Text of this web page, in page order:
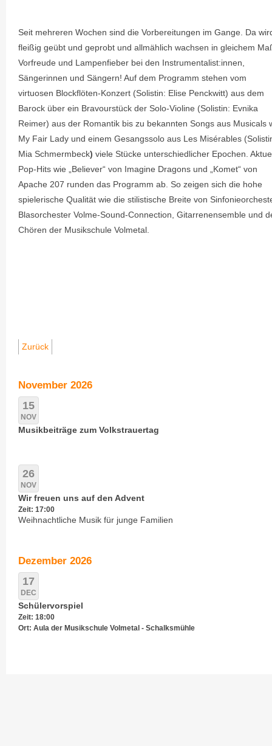
Seit mehreren Wochen sind die Vorbereitungen im Gange. Da
fleißig geübt und geprobt und allmählich wachsen in gleichem
Vorfreude und Lampenfieber bei den Instrumentalist:innen,
Sängerinnen und Sängern! Auf dem Programm stehen vom
virtuosen Blockflöten-Konzert (Solistin: Elise Penckwitt) aus dem
Barock über ein Bravourstück der Solo-Violine (Solistin: Evnika
Reimer) aus der Romantik bis zu bekannten Songs aus Musicals
My Fair Lady und einem Gesangssolo aus Les Misérables
Mia Schmermbeck) viele Stücke unterschiedlicher Epochen.
Pop-Hits wie „Believer“ von Imagine Dragons und „Komet“ von
Apache 207 runden das Programm ab. So zeigen sich die hohe
spielerische Qualität wie die stilistische Breite von
Blasorchester Volme-Sound-Connection, Gitarrenensemble und
Chören der Musikschule Volmetal.
Zurück
November 2026
15
NOV
Musikbeiträge zum Volkstrauertag
26
NOV
Wir freuen uns auf den Advent
Zeit: 17:00
Weihnachtliche Musik für junge Familien
Dezember 2026
17
DEC
Schülervorspiel
Zeit: 18:00
Ort: Aula der Musikschule Volmetal - Schalksmühle